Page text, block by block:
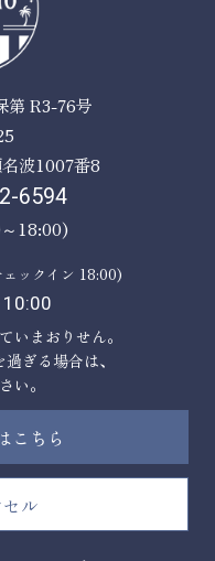
第 R3-76号
波1007番8
6594
18:00)
ックイン 18:00)
10:00
いまおりせん。
ぎる場合は、
い。
こちら
ル